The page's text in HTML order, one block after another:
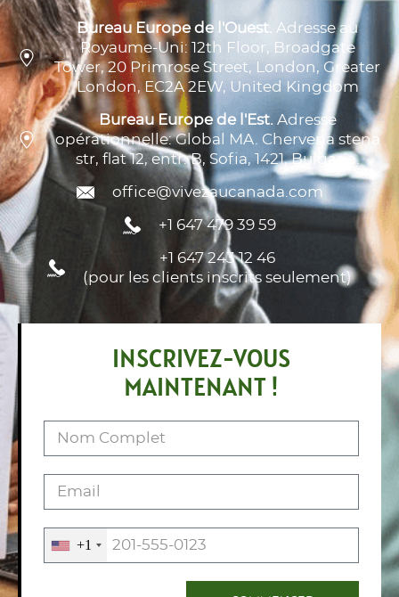
Bureau Europe de l'Ouest. Adresse au
Royaume-Uni: 12th Floor, Broadgate
Tower, 20 Primrose Street, London, Greater
London, EC2A 2EW, United Kingdom
Bureau Europe de l'Est. Adresse
opérationnelle: Global MA. Chervena stena
str, flat 12, entr. B, Sofia, 1421, Bulgaria.
office@vivezaucanada.com
+1 647 479 39 59
+1 647 243 12 46
(pour les clients inscrits seulement)
INSCRIVEZ-VOUS
MAINTENANT !
+1